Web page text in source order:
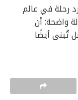
رحلة في عالم
واضحة: أن
تُبنى أيضًا